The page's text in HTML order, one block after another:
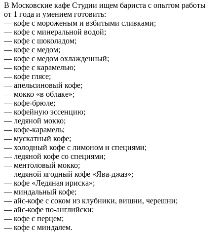
В Московские кафе Студии ищем бариста с опытом работы
от 1 года и умением готовить:
— кофе с мороженым и взбитыми сливками;
— кофе с минеральной водой;
— кофе с шоколадом;
— кофе с медом;
— кофе с медом охлажденный;
— кофе с карамелью;
— кофе глясе;
— апельсиновый кофе;
— мокко «в облаке»;
— кофе-брюле;
— кофейную эссенцию;
— ледяной мокко;
— кофе-карамель;
— мускатный кофе;
— холодный кофе с лимоном и специями;
— ледяной кофе со специями;
— ментоловый мокко;
— ледяной ягодный кофе «Ява-джаз»;
— кофе «Ледяная ириска»;
— миндальный кофе;
— айс-кофе с соком из клубники, вишни, черешни;
— айс-кофе по-английски;
— кофе с перцем;
— кофе с миндалем.